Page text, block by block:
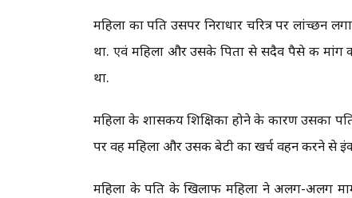
महिला का पति उसपर निराधार चरित्र पर
था. एवं महिला और उसके पिता से सदैव पैसे की मांग
था.
महिला के शासकीय शिक्षिका होने के कारण उसका
पर वह महिला और उसकी बेटी का खर्च वहन करने से
महिला के पति के खिलाफ महिला ने अलग-अलग